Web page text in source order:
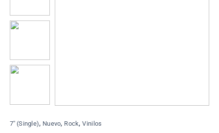
7'' (Single), Nuevo, Rock,Vinilos